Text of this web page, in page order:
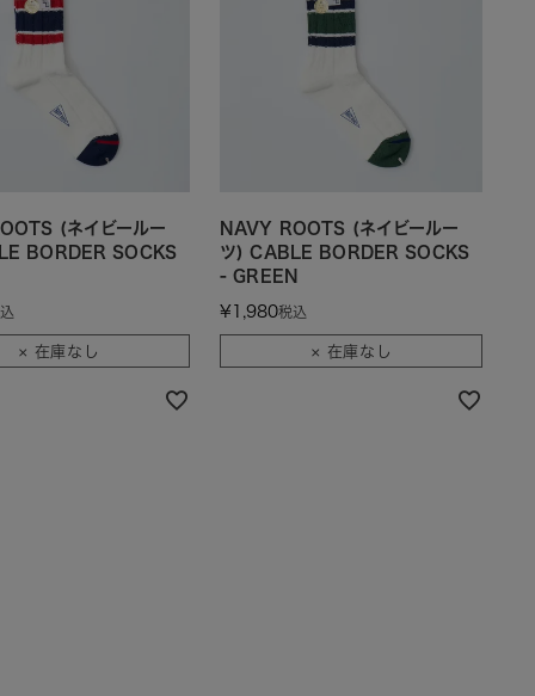
(ネイビールー
BORDER SOCKS
× 在庫なし
NAVY ROOTS (ネイビールー
ツ) CABLE BORDER SOCKS
- GREEN
¥1,980税込
× 在庫なし